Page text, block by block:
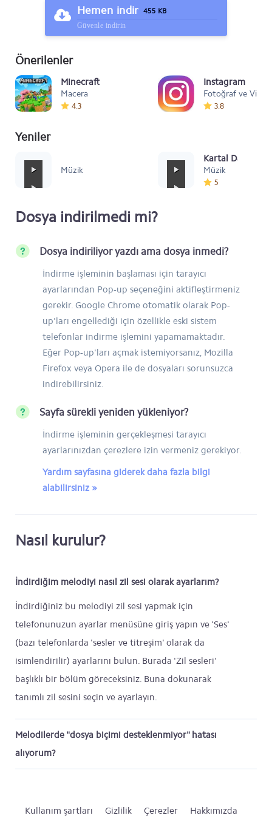
Hemen indir 455 KB
Güvenle indirin
Önerilenler
Minecraft
Macera
4.3
Instagram
Fotoğraf ve Video
3.8
Yeniler
Müzik
Kartal Dansı
Müzik
5
Dosya indirilmedi mi?
Dosya indiriliyor yazdı ama dosya inmedi?
İndirme işleminin başlaması için tarayıcı
ayarlarından Pop-up seçeneğini aktifleştirmeniz
gerekir. Google Chrome otomatik olarak Pop-
up'ları engellediği için özellikle eski sistem
telefonlar indirme işlemini yapamamaktadır.
Eğer Pop-up'ları açmak istemiyorsanız, Mozilla
Firefox veya Opera ile de dosyaları sorunsuzca
indirebilirsiniz.
Sayfa sürekli yeniden yükleniyor?
İndirme işleminin gerçekleşmesi tarayıcı
ayarlarınızdan çerezlere izin vermeniz gerekiyor.
Yardım sayfasına giderek daha fazla bilgi
alabilirsiniz »
Nasıl kurulur?
İndirdiğim melodiyi nasıl zil sesi olarak ayarlarım?
İndirdiğiniz bu melodiyi zil sesi yapmak için
telefonunuzun ayarlar menüsüne giriş yapın ve 'Ses'
(bazı telefonlarda 'sesler ve titreşim' olarak da
isimlendirilir) ayarlarını bulun. Burada 'Zil sesleri'
başlıklı bir bölüm göreceksiniz. Buna dokunarak
tanımlı zil sesini seçin ve ayarlayın.
Melodilerde "dosya biçimi desteklenmiyor" hatası
alıyorum?
Kullanım şartları Gizlilik Çerezler Hakkımızda